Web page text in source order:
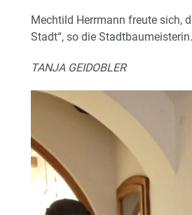
Mechtild Herrmann freute sich,
Stadt“, so die Stadtbaumeisterin.
TANJA GEIDOBLER